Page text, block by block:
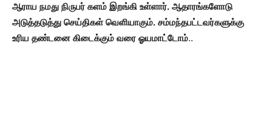
ஆராய நமது நிருபர் களம் இறங்கி உள்ளார். ஆதாரங்களோடு
அடுத்தடுத்து செய்திகள் வெளியாகும். சம்மந்தபட்டவர்களுக்கு
உரிய தண்டனை கிடைக்கும் வரை ஓயமாட்டோம்..